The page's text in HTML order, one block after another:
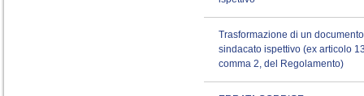
Trasformazione di un
sindacato ispettivo (ex articolo
comma 2, del Regolamento)